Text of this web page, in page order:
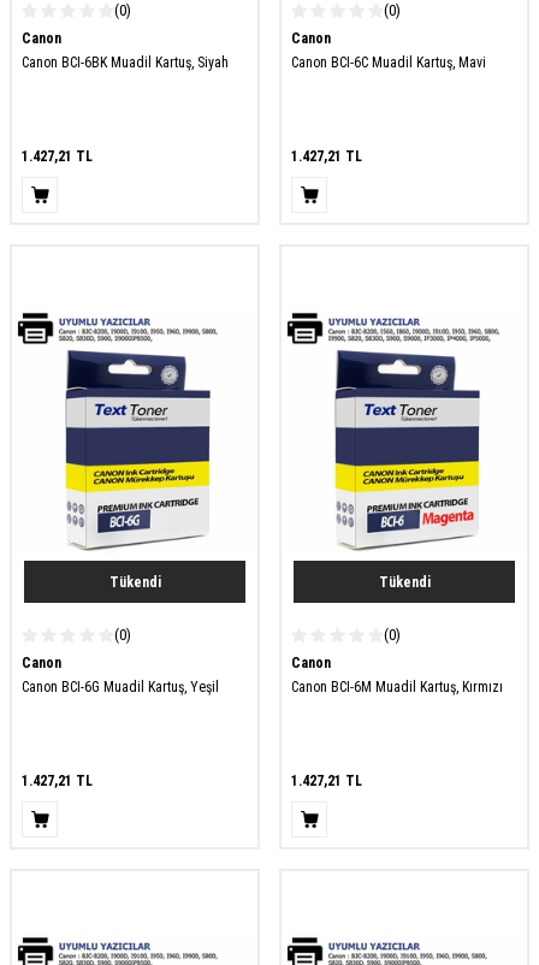
(0)
Canon
Canon BCI-6BK Muadil Kartuş, Siyah
1.427,21 TL
(0)
Canon
Canon BCI-6C Muadil Kartuş, Mavi
1.427,21 TL
Tükendi
(0)
Canon
Canon BCI-6G Muadil Kartuş, Yeşil
1.427,21 TL
Tükendi
(0)
Canon
Canon BCI-6M Muadil Kartuş, Kırmızı
1.427,21 TL